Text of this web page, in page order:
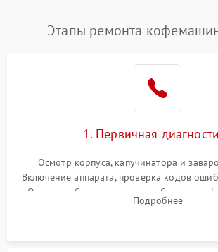
Этапы ремонта
1. Первичная
Осмотр корпуса, капучинатора и
Включение аппарата, проверка кодов
Оценка работы помпы, термоблока и
Измерение температуры и давления воды
Подробнее